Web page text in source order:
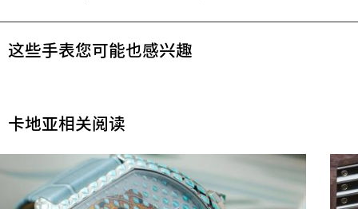
这些手表您可能也感兴趣
卡地亚相关阅读